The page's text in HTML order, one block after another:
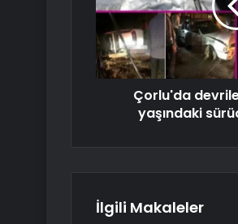
Çorlu'da
yaşındaki
İlgili Makaleler